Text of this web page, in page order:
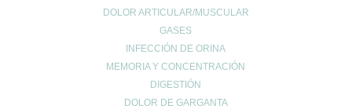
DOLOR ARTICULAR/MUSCULAR
GASES
INFECCIÓN DE ORINA
MEMORIA Y CONCENTRACIÓN
DIGESTIÓN
DOLOR DE GARGANTA
Cuidado Cardiovascular